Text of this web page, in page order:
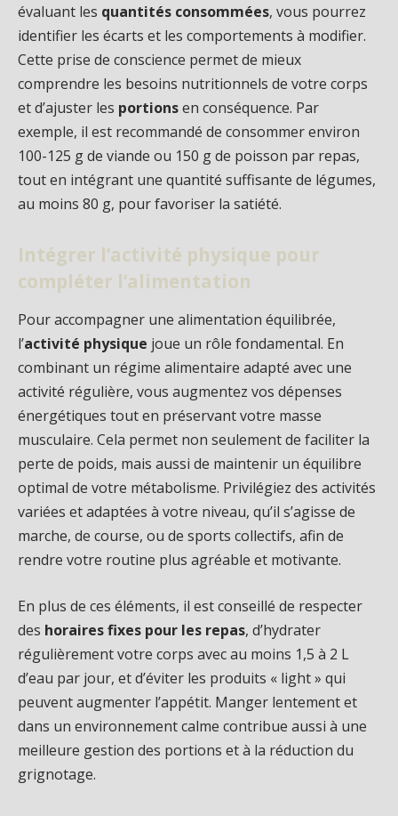
évaluant les quantités consommées, vous pourrez
identifier les écarts et les comportements à modifier.
Cette prise de conscience permet de mieux
comprendre les besoins nutritionnels de votre corps
et d’ajuster les portionsen conséquence. Par
exemple, il est recommandé de consommer environ
100-125 g de viande ou 150 g de poisson par repas,
tout en intégrant une quantité suffisante de légumes,
au moins 80 g, pour favoriser la satiété.
Intégrer l’activité physique pour
compléter l’alimentation
Pour accompagner une alimentation équilibrée,
l’activité physique joue un rôle fondamental. En
combinant un régime alimentaire adapté avec une
activité régulière, vous augmentez vos dépenses
énergétiques tout en préservant votre masse
musculaire. Cela permet non seulement de faciliter la
perte de poids, mais aussi de maintenir un équilibre
optimal de votre métabolisme. Privilégiez des activités
variées et adaptées à votre niveau, qu’il s’agisse de
marche, de course, ou de sports collectifs, afin de
rendre votre routine plus agréable et motivante.
En plus de ces éléments, il est conseillé de respecter
des horaires fixes pour les repas, d’hydrater
régulièrement votre corps avec au moins 1,5 à 2 L
d’eau par jour, et d’éviter les produits « light » qui
peuvent augmenter l’appétit. Manger lentement et
dans un environnement calme contribue aussi à une
meilleure gestion des portions et à la réduction du
grignotage.